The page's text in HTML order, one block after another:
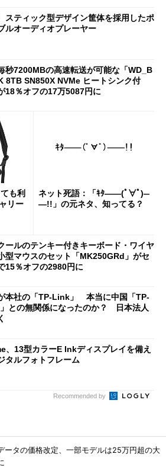
スティック型デザイン筐体を採用したポ
ルオーディオプレーヤー
秒7200MBの高速転送が可能な「WD_B
8TB SN850X NVMe ヒートシンク付
18％オフの17万5087円に
も利
リー
ネット死語：「ｷﾀ――(ﾟ∀ﾟ)―
―!!」の元ネタ、知ってる？
ールのテンキー付きキーボード・ワイヤ
型マウスのセット「MK250GRd」がセ
15％オフの2980円に
本社の「TP-Link」 本当に中国「TP-
との無関係になったのか？ 日本法人
、13型カラーE Inkディスプレイを備え
タルフォトフレーム
Recommended by
ータの価格改定、一部モデルは25万円超の大